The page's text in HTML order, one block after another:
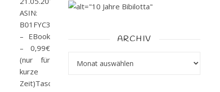
ASIN:
B01FYC3X66
– EBook
– 0,99€
(nur für
kurze
Zeit)Taschenbuch
ARCHIV